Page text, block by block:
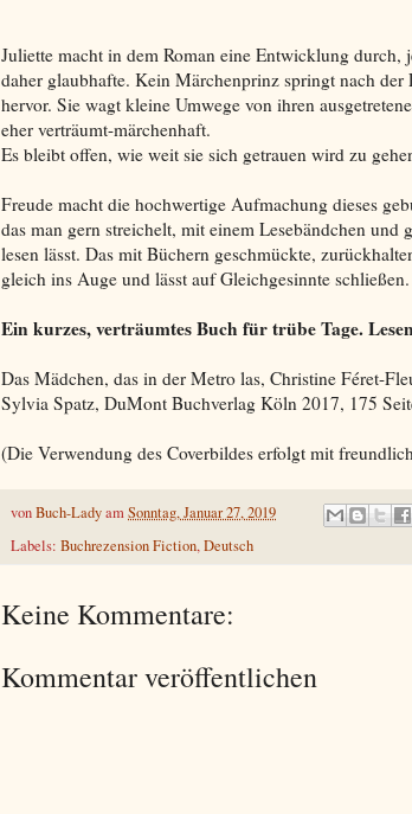
Juliette macht in dem Roman eine Entwicklung durch,
daher glaubhafte. Kein Märchenprinz springt nach der
hervor. Sie wagt kleine Umwege von ihren
eher verträumt-märchenhaft.
Es bleibt offen, wie weit sie sich getrauen wird zu
Freude macht die hochwertige Aufmachung dieses
das man gern streichelt, mit einem Lesebändchen und
lesen lässt. Das mit Büchern geschmückte,
gleich ins Auge und lässt auf Gleichgesinnte schließen.
Ein kurzes, verträumtes Buch für trübe Tage.
Das Mädchen, das in der Metro las, Christine Féret-
Sylvia Spatz, DuMont Buchverlag Köln 2017, 175
(Die Verwendung des Coverbildes erfolgt mit
vonBuch-LadyamSonntag, Januar 27, 2019
Labels: Buchrezension Fiction,Deutsch
Keine Kommentare:
Kommentar veröffentlichen